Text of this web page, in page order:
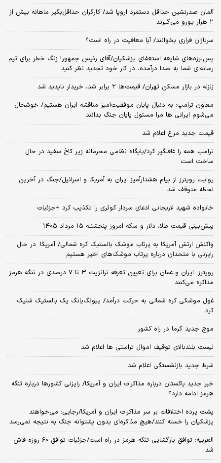
آلمان صدرنشین حداقل دستمزد اروپا شد/ کارگران حداقل‌بگیر ماهانه بیش از
۲ هزار یورو می‌گیرند
سربازان فراری بخوانند/ آیا معافیت در راه است؟
پس‌لرزه‌های شایعه استعفای پزشکیان/آقای رئیس جمهور! زنگ خطر برای تیم
رسانه‌ای شما به صدا درآمده، در کار خود تجدید نظر کنید
زلزله در بازار مسکن تهران/ قیمت‌ها ۲ برابر شد، خریدار ناپدید شد
معاون ترامپ: به دنبال پایان موفقیت‌آمیز مناقشه ایران هستیم/ خوشحال
می‌شوم ایرانی ها مرا مسئول پایان جنگ بدانند
قیمت جدید مرغ اعلام شد
ترامپ همه را غافلگیر کرد/پایگاه نظامی محرمانه زیر کاخ سفید در حال
ساخت است
روایت رویترز از پیام هشدارآمیز ایران به آمریکا و اسرائیل/جنگ در آخرین
لحظه متوقف شد
خانواده شهید لاریجانی ادعای سردار کوثری را تکذیب کرد +جزئیات
پیش‌بینی قیمت طلا، دلار و سکه امروز پنجشنبه ۱۵ مرداد ۱۴۰۵
واکنش ارتش آمریکا به پرتاب موشک بالستیک کره شمالی/ آمریکا: در حال
رایزنی با متحدان درباره پرتاب موشک‌های اخیر هستیم
رویترز: ایران و عمان برای تعیین تعرفه ترانزیت ۳ تا ۷ درصدی در تنگه هرمز
مذاکره می‌کنند
غول موشکی کره شمالی به حرکت درآمد/ پیونگ‌یانگ یک بالستیک شلیک
کرد
موج جدید گرما در راه کشور
لیست بلندبالای توقیف اموال تراستی ها اعلام شد
شرط جدید بازنشستگی اعلام شد
خبر جدید پاکستان درباره مذاکرات ایران و آمریکا/ رایزنی کشورها درباره تنگه
هرمز ادامه دارد؟
پشت پرده اختلافات بر سر مذاکرات ایران و آمریکا/رجایی: می‌خواهند
پزشکیان را خسته کنند/هیچ مذاکره‌ای بدون پشتوانه جنگ به نتیجه نمی‌رسد
العربیه: توافق بازگشایی تنگه هرمز در راه است/جزئیات توافق ۶۰ روزه فاش
شد